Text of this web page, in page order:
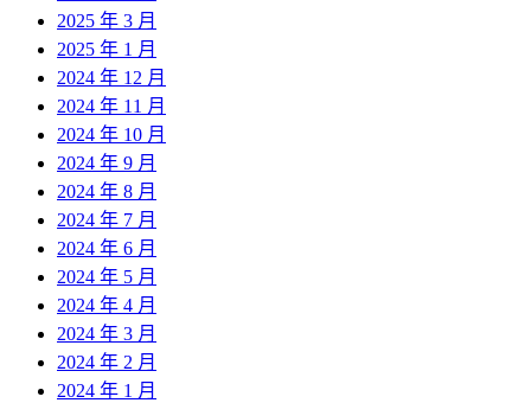
2025 年 3 月
2025 年 1 月
2024 年 12 月
2024 年 11 月
2024 年 10 月
2024 年 9 月
2024 年 8 月
2024 年 7 月
2024 年 6 月
2024 年 5 月
2024 年 4 月
2024 年 3 月
2024 年 2 月
2024 年 1 月